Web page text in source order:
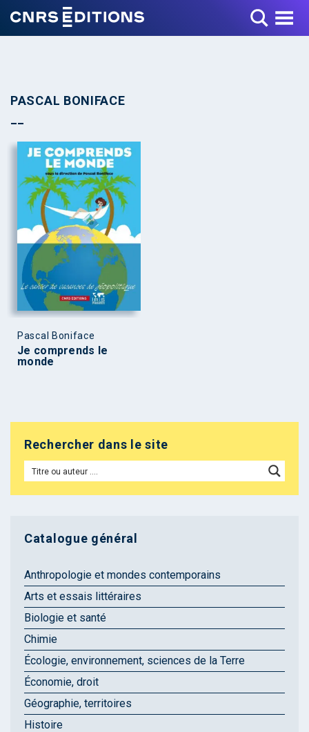
Toggle Menu
PASCAL BONIFACE
Pascal Boniface
Je comprends le
monde
Rechercher dans le site
Catalogue général
Anthropologie et mondes contemporains
Arts et essais littéraires
Biologie et santé
Chimie
Écologie, environnement, sciences de la Terre
Économie, droit
Géographie, territoires
Histoire